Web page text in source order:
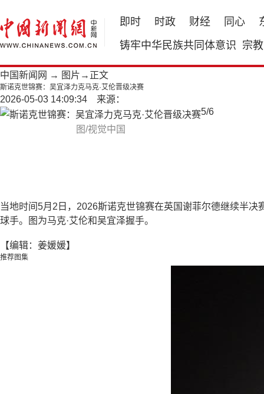
即时 时政 财经 同心
铸牢中华民族共同体意识 宗教
中国新闻网 → 图片 →正文
斯诺克世锦赛：吴宜泽力克马克·艾伦晋级决赛
2026-05-03 14:09:34 来源：
图/视觉中国
5/6
当地时间5月2日，2026斯诺克世锦赛在英国谢菲尔德继续半
球手。图为马克·艾伦和吴宜泽握手。
【编辑：姜媛媛】
推荐图集